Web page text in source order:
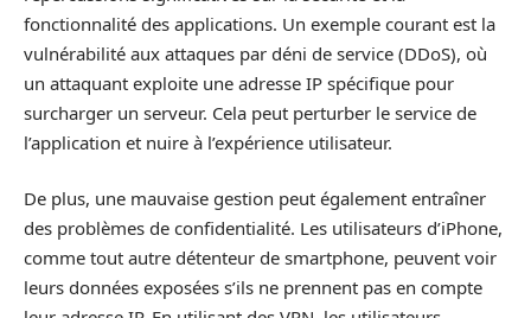
fonctionnalité des applications. Un exemple courant est la
vulnérabilité aux attaques par déni de service (DDoS), où
un attaquant exploite une adresse IP spécifique pour
surcharger un serveur. Cela peut perturber le service de
l’application et nuire à l’expérience utilisateur.
De plus, une mauvaise gestion peut également entraîner
des problèmes de confidentialité. Les utilisateurs d’iPhone,
comme tout autre détenteur de smartphone, peuvent voir
leurs données exposées s’ils ne prennent pas en compte